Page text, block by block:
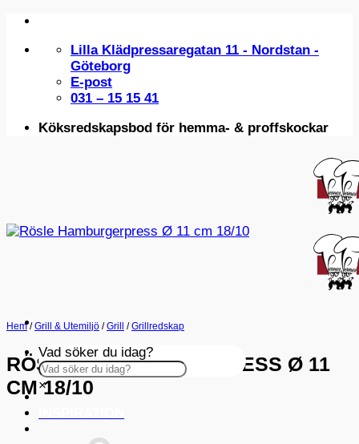
Skip
content
Lilla Klädpressaregatan 11 - Nordstan -
Göteborg
E-post
031 – 15 15 41
Köksredskapsbod för hemma- & proffskockar
Vad söker du idag?
×
Hem / Grill & Utemiljö / Grill / Grillredskap
RÖSLE HAMBURGERPRESS Ø 11
CM 18/10